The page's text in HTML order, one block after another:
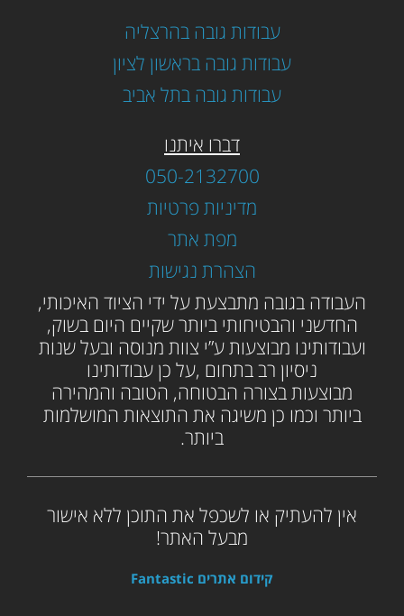
עבודות גובה בהרצליה
עבודות גובה בראשון לציון
עבודות גובה בתל אביב
דברו איתנו
050-2132700
מדיניות פרטיות
מפת אתר
הצהרת נגישות
העבודה בגובה מתבצעת על ידי הציוד האיכותי,
החדשני והבטיחותי ביותר שקיים היום בשוק,
ועבודותינו מבוצעות ע”י צוות מנוסה ובעל שנות
ניסיון רב בתחום ,על כן עבודותינו
מבוצעות בצורה הבטוחה, הטובה והמהירה
ביותר וכמו כן משיגה את התוצאות המושלמות
ביותר.
אין להעתיק או לשכפל את התוכן ללא אישור
מבעל האתר!
קידום אתרים Fantastic